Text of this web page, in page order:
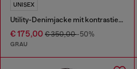
UNISEX
Utility-Denimjacke mit kontrastierendem Kragen
€ 175,00 € 350,00-50%
GRAU